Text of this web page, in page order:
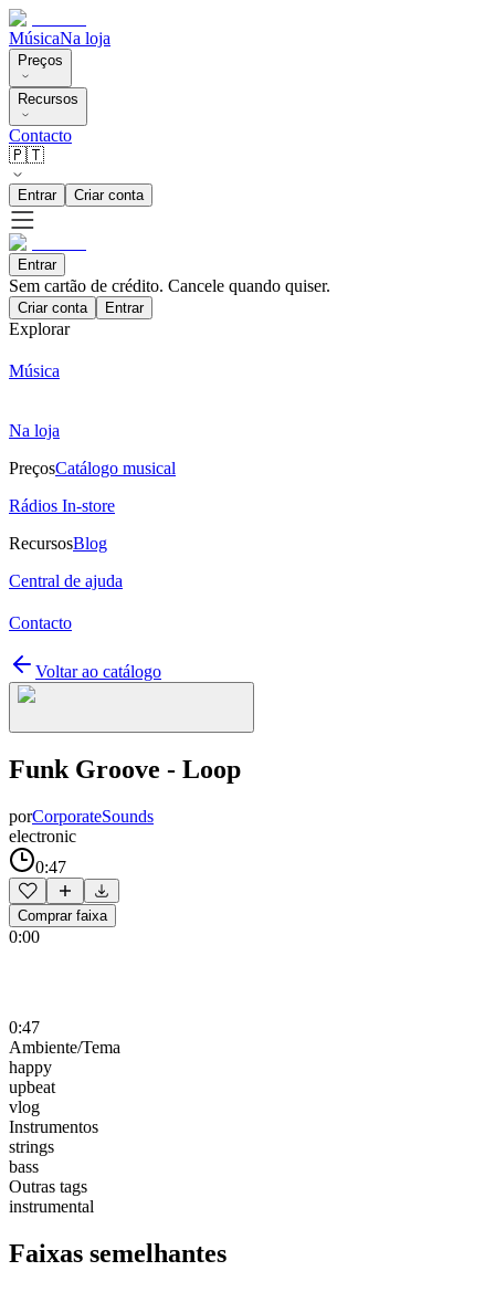
MúsicaNa loja
Preços
Recursos
Contacto
🇵🇹
Entrar Criar conta
Entrar
Sem cartão de crédito. Cancele quando quiser.
Criar conta Entrar
Explorar
Música
Na loja
PreçosCatálogo musical
Rádios In-store
RecursosBlog
Central de ajuda
Contacto
Voltar ao catálogo
Funk Groove - Loop
porCorporateSounds
electronic
0:47
Comprar faixa
0:00
0:47
Ambiente/Tema
happy
upbeat
vlog
Instrumentos
strings
bass
Outras tags
instrumental
Faixas semelhantes